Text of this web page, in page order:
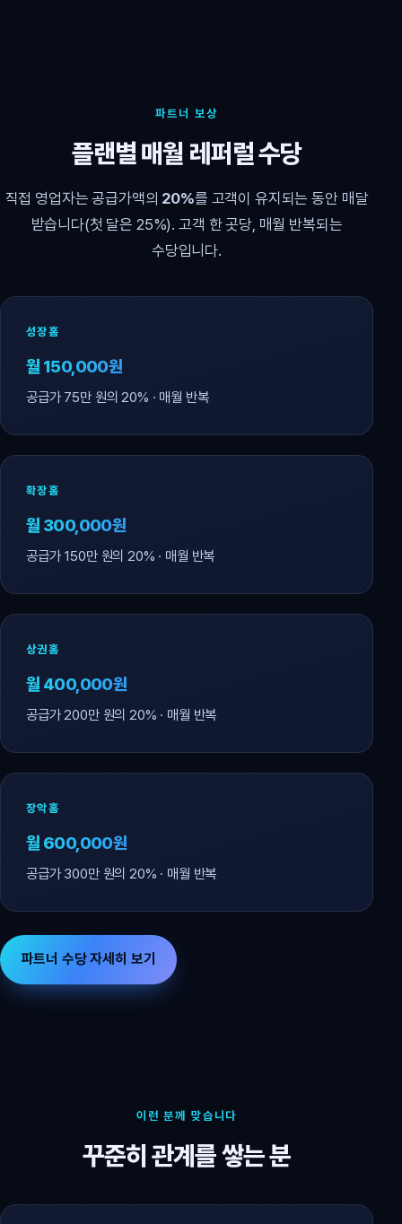
파트너 보상
플랜별 매월 레퍼럴 수당
직접 영업자는 공급가액의 20%를 고객이 유지되는 동안 매달
받습니다(첫 달은 25%). 고객 한 곳당, 매월 반복되는
수당입니다.
성장홈
월 150,000원
공급가 75만 원의 20% · 매월 반복
확장홈
월 300,000원
공급가 150만 원의 20% · 매월 반복
상권홈
월 400,000원
공급가 200만 원의 20% · 매월 반복
장악홈
월 600,000원
공급가 300만 원의 20% · 매월 반복
파트너 수당 자세히 보기
이런 분께 맞습니다
꾸준히 관계를 쌓는 분